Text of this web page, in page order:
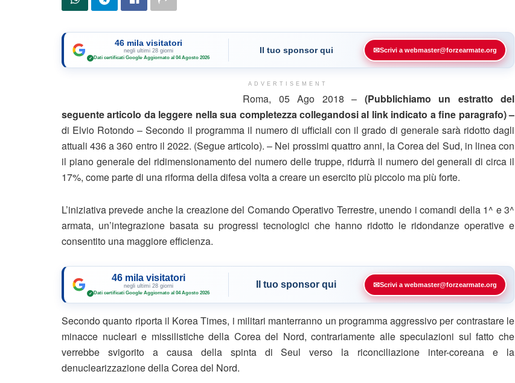
46 mila visitatori
negli ultimi 28 giorni
✓ Dati certificati Google·Aggiornato al 04 Agosto 2026
Il tuo sponsor qui ✉Scrivi a webmaster@forzearmate.org
ADVERTISEMENT
Roma, 05 Ago 2018 – (Pubblichiamo un estratto del
seguente articolo da leggere nella sua completezza collegandosi al link indicato a fine paragrafo) –
di Elvio Rotondo – Secondo il programma il numero di ufficiali con il grado di generale sarà ridotto dagli
attuali 436 a 360 entro il 2022. (Segue articolo). – Nei prossimi quattro anni, la Corea del Sud, in linea con
il piano generale del ridimensionamento del numero delle truppe, ridurrà il numero dei generali di circa il
17%, come parte di una riforma della difesa volta a creare un esercito più piccolo ma più forte.
L’iniziativa prevede anche la creazione del Comando Operativo Terrestre, unendo i comandi della 1^ e 3^
armata, un’integrazione basata su progressi tecnologici che hanno ridotto le ridondanze operative e
consentito una maggiore efficienza.
46 mila visitatori
negli ultimi 28 giorni
✓ Dati certificati Google·Aggiornato al 04 Agosto 2026
Il tuo sponsor qui ✉Scrivi a webmaster@forzearmate.org
Secondo quanto riporta il Korea Times, i militari manterranno un programma aggressivo per contrastare le
minacce nucleari e missilistiche della Corea del Nord, contrariamente alle speculazioni sul fatto che
verrebbe svigorito a causa della spinta di Seul verso la riconciliazione inter-coreana e la
denuclearizzazione della Corea del Nord.